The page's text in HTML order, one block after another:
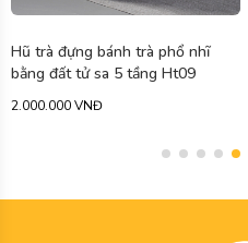
Hũ trà đựng bánh trà phổ nhĩ
bằng đất tử sa 5 tầng Ht09
2.000.000 VNĐ